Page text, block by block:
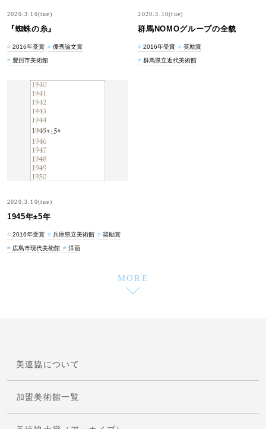
2020.3.10(tue)
『蜘蛛の糸』
2016年受賞 優秀論文賞
豊田市美術館
2020.3.10(tue)
群馬NOMOグループの全貌
2016年受賞 奨励賞
群馬県立近代美術館
2020.3.10(tue)
1945年±5年
2016年受賞 兵庫県立美術館 奨励賞
広島市現代美術館 洋画
MORE
美連協について
加盟美術館一覧